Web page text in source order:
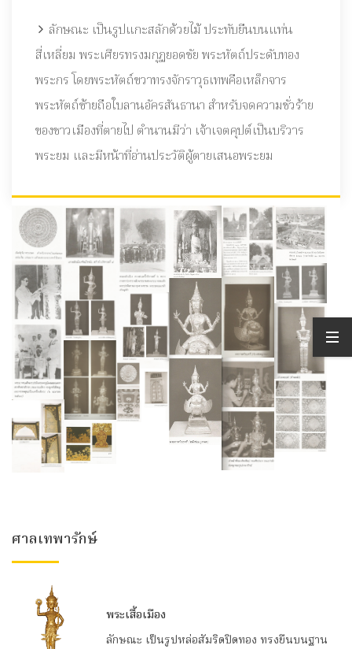
ลักษณะ เป็นรูปแกะสลักด้วยไม้ ประทับยืนบนแท่น
สี่เหลี่ยม พระเศียรทรงมกุฏยอดชัย พระหัตถ์ประดับทอง
พระกร โดยพระหัตถ์ขวาทรงจักราวุธเทพคือเหล็กจาร
พระหัตถ์ซ้ายถือใบลานอัครสันธานา สำหรับจดความชั่วร้าย
ของชาวเมืองที่ตายไป ตำนานมีว่า เจ้าเจตคุปต์เป็นบริวาร
พระยม และมีหน้าที่อ่านประวัติผู้ตายเสนอพระยม
ศาลเทพารักษ์
พระเสื้อเมือง
ลักษณะ เป็นรูปหล่อสัมริดปิดทอง ทรงยืนบนฐาน